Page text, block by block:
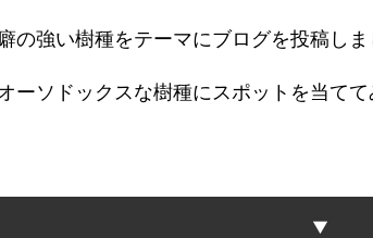
の強い樹種をテーマにブログを投稿しま
ーソドックスな樹種にスポットを当てて